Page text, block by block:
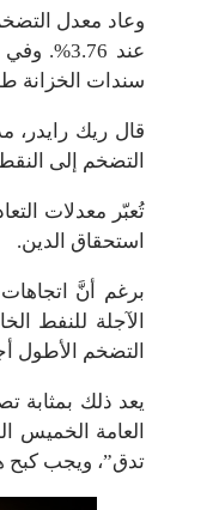
سندات الخزانة
قال ريك رايدر،
التضخم إلى
تُعبّر معدلات
استحقاق الدين.
برغم أنَّ
الآجلة للنفط
التضخم الأطول أجلاً عادت إلى ما دون 2.5% حتى في
يعد ذلك بمثابة
العامة الخميس
تدق”، ويجب كبح